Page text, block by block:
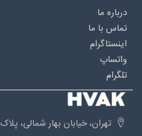
درباره‌ ما
تماس با ما
اینستاگرام
واتساپ
تلگرام
تهران، خیابان بهار شمالی، پلاک 259